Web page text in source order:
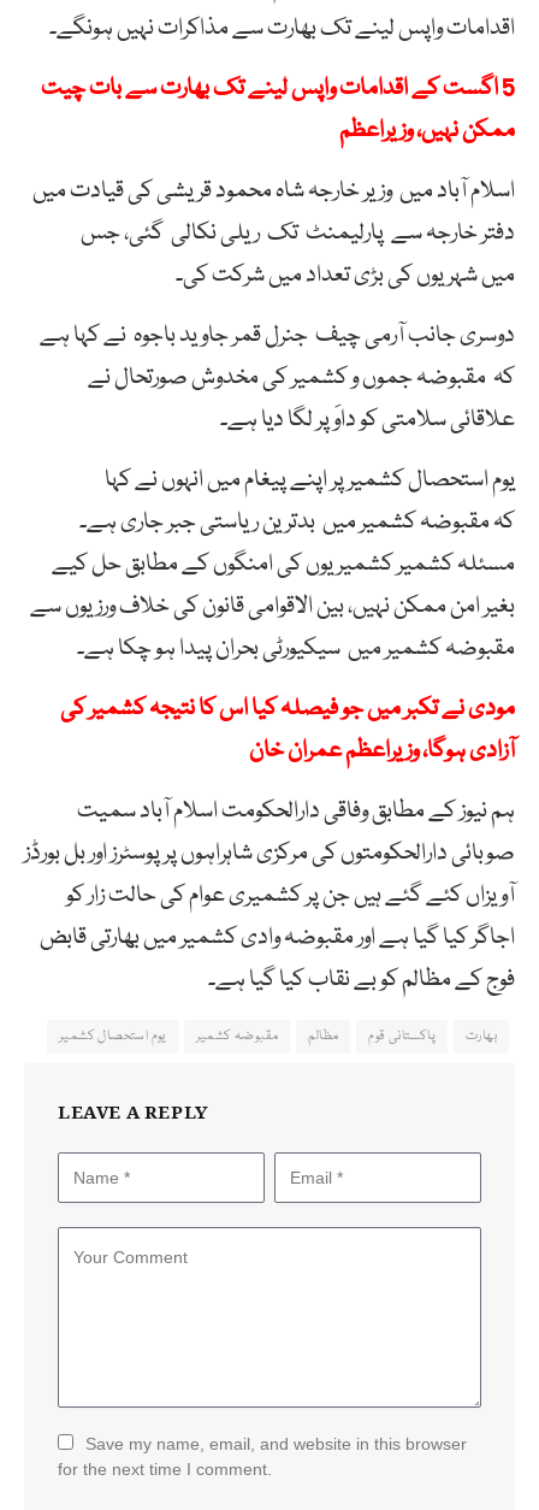
اقداماتواپسلینےتکبھارت سےمذاکراتنہیںہونگے۔
5 اگست کے اقدامات واپس لینے تک بھارت سے بات چیت
ممکن نہیں، وزیراعظم
اسلام آباد میںوزیرخارجہشاہمحمودقریشیکیقیادتمیں
دفترخارجہسے پارلیمنٹ تک ریلینکالی گئی، جس
میںشہریوںکیبڑیتعدادمیںشرکت کی۔
دوسری جانب آرمیچیف جنرل قمر جاوید باجوہ نےکہاہے
کہ مقبوضہجموںوکشمیرکیمخدوشصورتحالنے
علاقائیسلامتیکوداوَپرلگادیا ہے۔
یوم استحصال کشمیر پر اپنے پیغام میں انہوں نے کہا
کہمقبوضہکشمیرمیں بدترینریاستیجبرجاریہے۔
مسئلہکشمیرکشمیریوںکیامنگوںکےمطابقحلکیے
بغیرامنممکننہیں،بینالاقوامیقانونکیخلافورزیوںسے
مقبوضہکشمیرمیں سیکیورٹیبحرانپیداہوچکا ہے۔
مودی نے تکبر میں جو فیصلہ کیا اس کا نتیجہ کشمیر کی
آزادی ہوگا، وزیراعظم عمران خان
ہم نیوز کے مطابق وفاقی دارالحکومت اسلام آباد سمیت
صوبائی دارالحکومتوں کی مرکزی شاہراہوں پر پوسٹرز اور بل بورڈز
آویزاں کئے گئے ہیں جن پر کشمیری عوام کی حالت زار کو
اجاگر کیا گیا ہے اور مقبوضہ وادی کشمیر میں بھارتی قابض
فوج کے مظالم کو بے نقاب کیا گیا ہے۔
بھارت پاکستانی قوم مظالم مقبوضہ کشمیر یوم استحصال کشمیر
LEAVE A REPLY
Save my name, email, and website in this browser
for the next time I comment.